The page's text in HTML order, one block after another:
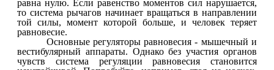
равна нулю. Если равенство моментов сил нарушается,
то система рычагов начинает вращаться в направлении
той силы, момент которой больше, и человек теряет
равновесие.
Основные регуляторы равновесия - мышечный и
вестибулярный аппараты. Однако без участия органов
чувств система регуляции равновесия становится